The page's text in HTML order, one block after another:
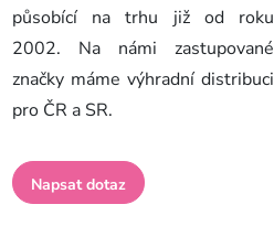
působící na trhu již od roku
2002. Na námi zastupované
značky máme výhradní distribuci
pro ČR a SR.
Napsat dotaz